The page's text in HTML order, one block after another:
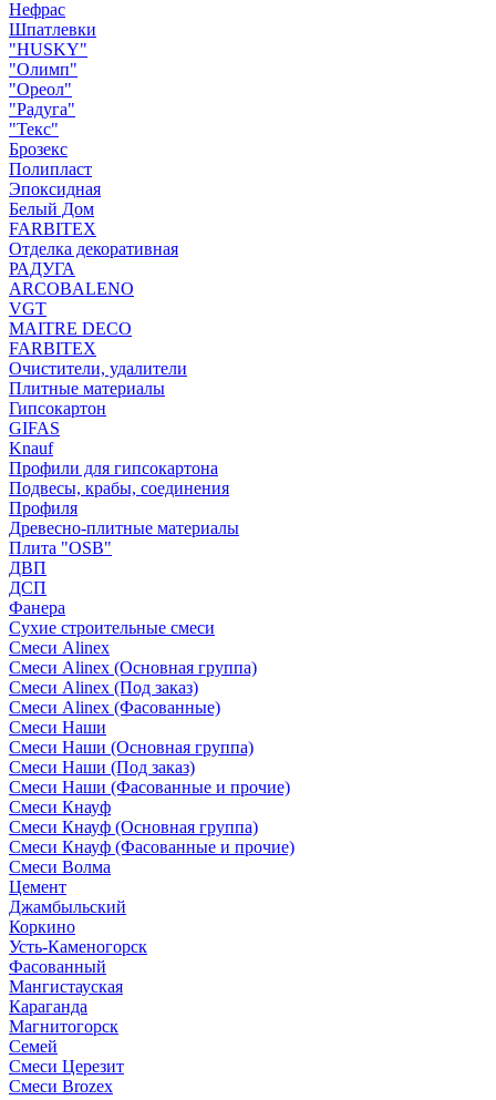
Нефрас
Шпатлевки
"HUSKY"
"Олимп"
"Ореол"
"Радуга"
"Текс"
Брозекс
Полипласт
Эпоксидная
Белый Дом
FARBITEX
Отделка декоративная
РАДУГА
ARCOBALENO
VGT
MAITRE DECO
FARBITEX
Очистители, удалители
Плитные материалы
Гипсокартон
GIFAS
Knauf
Профили для гипсокартона
Подвесы, крабы, соединения
Профиля
Древесно-плитные материалы
Плита "OSB"
ДВП
ДСП
Фанера
Сухие строительные смеси
Смеси Alinex
Смеси Alinex (Основная группа)
Смеси Alinex (Под заказ)
Смеси Alinex (Фасованные)
Смеси Наши
Смеси Наши (Основная группа)
Смеси Наши (Под заказ)
Смеси Наши (Фасованные и прочие)
Смеси Кнауф
Смеси Кнауф (Основная группа)
Смеси Кнауф (Фасованные и прочие)
Смеси Волма
Цемент
Джамбыльский
Коркино
Усть-Каменогорск
Фасованный
Мангистауская
Караганда
Магнитогорск
Семей
Смеси Церезит
Смеси Brozex